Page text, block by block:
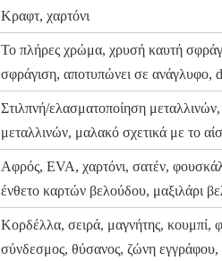
Κραφτ, χαρτόνι
Το πλήρες χρώμα, χρυσή καυτή
σφράγιση, αποτυπώνει σε ανάγλυφο,
Στιλπνή/ελασματοποίηση
μεταλλινών, μαλακό σχετικά με το
Αφρός, EVA, χαρτόνι, σατέν,
ένθετο καρτών βελούδου, μαξιλάρι
Κορδέλλα, σειρά, μαγνήτης, κουμπί,
σύνδεσμος, θύσανος, ζώνη εγγράφου,